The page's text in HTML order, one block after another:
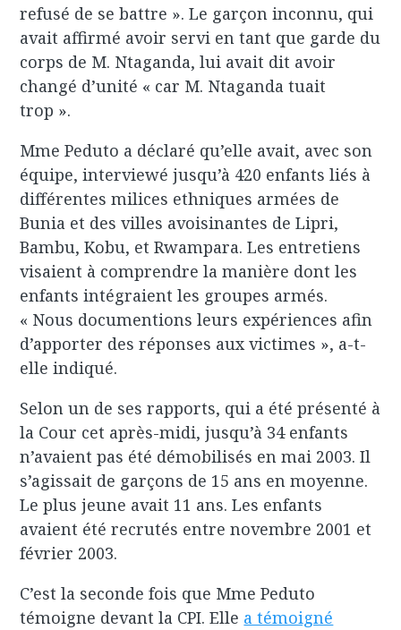
refusé de se battre ». Le garçon inconnu, qui
avait affirmé avoir servi en tant que garde du
corps de M. Ntaganda, lui avait dit avoir
changé d’unité « car M. Ntaganda tuait
trop ».
Mme Peduto a déclaré qu’elle avait, avec son
équipe, interviewé jusqu’à 420 enfants liés à
différentes milices ethniques armées de
Bunia et des villes avoisinantes de Lipri,
Bambu, Kobu, et Rwampara. Les entretiens
visaient à comprendre la manière dont les
enfants intégraient les groupes armés.
« Nous documentions leurs expériences afin
d’apporter des réponses aux victimes », a-t-
elle indiqué.
Selon un de ses rapports, qui a été présenté à
la Cour cet après-midi, jusqu’à 34 enfants
n’avaient pas été démobilisés en mai 2003. Il
s’agissait de garçons de 15 ans en moyenne.
Le plus jeune avait 11 ans. Les enfants
avaient été recrutés entre novembre 2001 et
février 2003.
C’est la seconde fois que Mme Peduto
témoigne devant la CPI. Elle a témoigné